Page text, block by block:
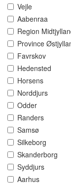
Vejle
Aabenraa
Region
Province
Favrskov
Hedensted
Horsens
Norddjurs
Odder
Randers
Samsø
Silkeborg
Skanderborg
Syddjurs
Aarhus